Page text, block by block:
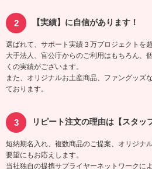
【実績】に自信があります！
選ばれて、サポート実績３万プロジェクトを超
大手法人、官公庁からのご利用はもちろん、
くの実績がございます。
また、オリジナルお土産商品、ファングッズ
ております。
リピート注文の理由は【スタッ
短納期名入れ、複数商品のご提案、オリジナ
要望にもお応えします。
当社独自の提携サプライヤーネットワークに